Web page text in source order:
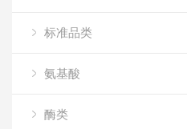
标准品类
氨基酸
酶类